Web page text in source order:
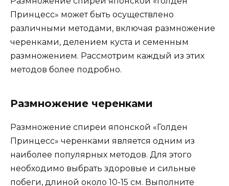
Принцесс» может быть осуществлено
различными методами, включая размножение
черенками, делением куста и семенным
размножением. Рассмотрим каждый из этих
методов более подробно.
Размножение черенками
Размножение спиреи японской «Голден
Принцесс» черенками является одним из
наиболее популярных методов. Для этого
необходимо выбрать здоровые и сильные
побеги, длиной около 10-15 см. Выполните